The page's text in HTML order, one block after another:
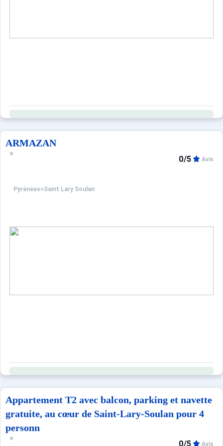
- KIT SERVIETTES : 7 €.
Ce logement est diffusé par un professionnel. Sauf
Seuls les équipements mentionnés spécifiquement
ARMAZAN
Pyrénées>Saint Lary Soulan
0/5 Avis
Appartement T2 avec balcon, parking et navette
gratuite, au cœur de Saint-Lary-Soulan pour 4
personn
0/5 Avis